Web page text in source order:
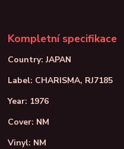
Kompletní specifikace
Country: JAPAN
Label: CHARISMA, RJ7185
Year: 1976
Cover: NM
Vinyl: NM